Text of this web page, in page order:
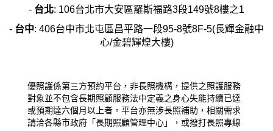
- 台北: 106台北市大安區羅斯福路3段149號8樓之1
- 台中: 406台中市北屯區昌平路一段95-8號8F-5(長輝金融中
心/金碧輝煌大樓)
優照護係第三方預約平台，非長照機構，提供之照護服務
對象並不包含長期照顧服務法中定義之身心失能持續已達
或預期達六個月以上者。平台亦無涉長照補助，相關需求
請洽各縣市政府「長期照顧管理中心」，或撥打長照專線